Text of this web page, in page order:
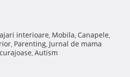
interioare, Mobila, Canapele,
, Parenting, Jurnal de mama
, Autism